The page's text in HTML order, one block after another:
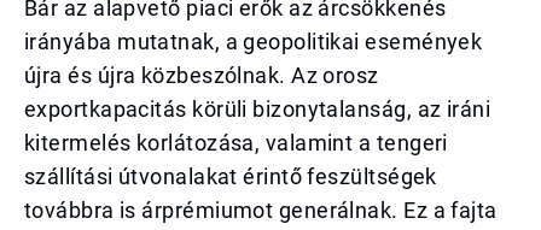
Bár az alapvető piaci erők az árcsökkenés
irányába mutatnak, a geopolitikai események
újra és újra közbeszólnak. Az orosz
exportkapacitás körüli bizonytalanság, az iráni
kitermelés korlátozása, valamint a tengeri
szállítási útvonalakat érintő feszültségek
továbbra is árprémiumot generálnak. Ez a fajta